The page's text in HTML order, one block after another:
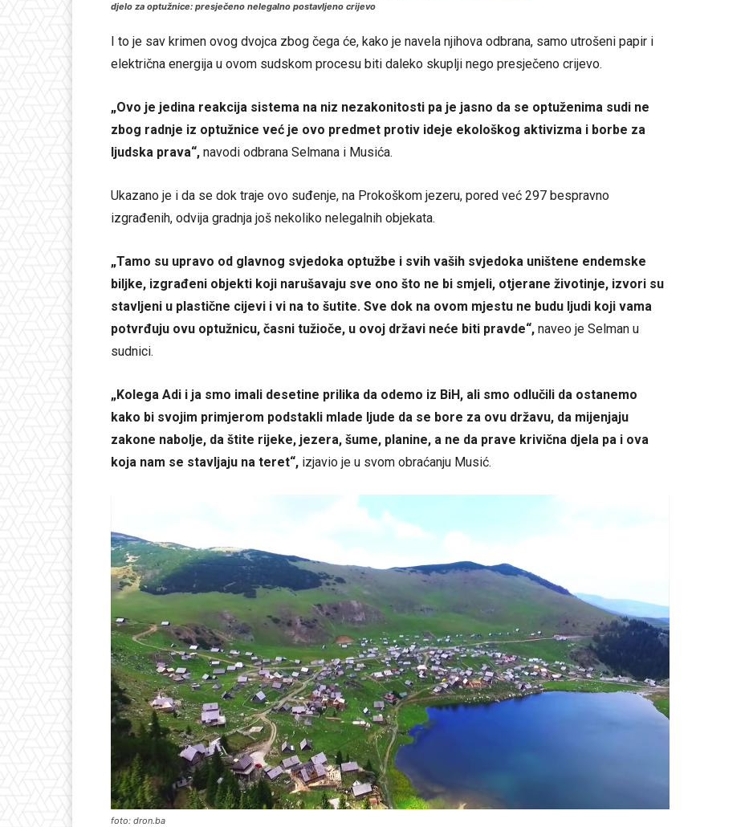
djelo za optužnice: presječeno nelegalno postavljeno crijevo
I to je sav krimen ovog dvojca zbog čega će, kako je navela njihova odbrana, samo utrošeni papir i
električna energija u ovom sudskom procesu biti daleko skuplji nego presječeno crijevo.
„Ovo je jedina reakcija sistema na niz nezakonitosti pa je jasno da se optuženima sudi ne
zbog radnje iz optužnice već je ovo predmet protiv ideje ekološkog aktivizma i borbe za
ljudska prava“, navodi odbrana Selmana i Musića.
Ukazano je i da se dok traje ovo suđenje, na Prokoškom jezeru, pored već 297 bespravno
izgrađenih, odvija gradnja još nekoliko nelegalnih objekata.
„Tamo su upravo od glavnog svjedoka optužbe i svih vaših svjedoka uništene endemske
biljke, izgrađeni objekti koji narušavaju sve ono što ne bi smjeli, otjerane životinje, izvori su
stavljeni u plastične cijevi i vi na to šutite. Sve dok na ovom mjestu ne budu ljudi koji vama
potvrđuju ovu optužnicu, časni tužioče, u ovoj državi neće biti pravde“, naveo je Selman u
sudnici.
„Kolega Adi i ja smo imali desetine prilika da odemo iz BiH, ali smo odlučili da ostanemo
kako bi svojim primjerom podstakli mlade ljude da se bore za ovu državu, da mijenjaju
zakone nabolje, da štite rijeke, jezera, šume, planine, a ne da prave krivična djela pa i ova
koja nam se stavljaju na teret“, izjavio je u svom obraćanju Musić.
foto: dron.ba